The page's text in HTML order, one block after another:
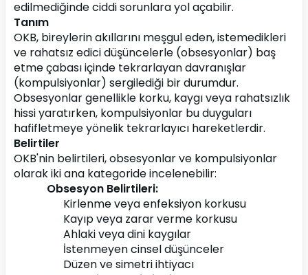
edilmediğinde ciddi sorunlara yol açabilir.
Tanım
OKB, bireylerin akıllarını meşgul eden, istemedikleri
ve rahatsız edici düşüncelerle (obsesyonlar) baş
etme çabası içinde tekrarlayan davranışlar
(kompulsiyonlar) sergilediği bir durumdur.
Obsesyonlar genellikle korku, kaygı veya rahatsızlık
hissi yaratırken, kompulsiyonlar bu duyguları
hafifletmeye yönelik tekrarlayıcı hareketlerdir.
Belirtiler
OKB'nin belirtileri, obsesyonlar ve kompulsiyonlar
olarak iki ana kategoride incelenebilir:
Obsesyon Belirtileri:
Kirlenme veya enfeksiyon korkusu
Kayıp veya zarar verme korkusu
Ahlaki veya dini kaygılar
İstenmeyen cinsel düşünceler
Düzen ve simetri ihtiyacı